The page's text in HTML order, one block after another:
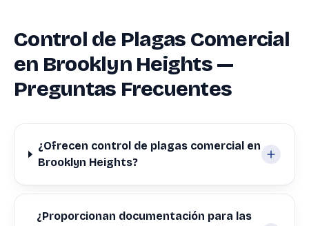
Control de Plagas Comercial
en Brooklyn Heights —
Preguntas Frecuentes
¿Ofrecen control de plagas comercial en
Brooklyn Heights?
¿Proporcionan documentación para las